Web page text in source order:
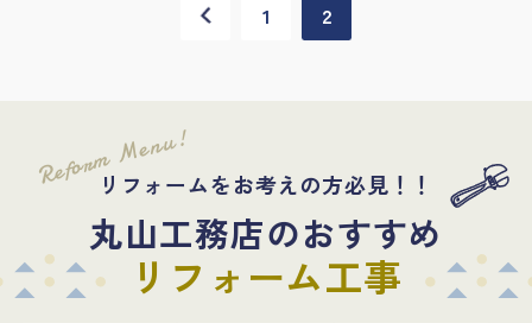
1 2
Reform Menu!
リフォームをお考えの方必見！！
丸山工務店のおすすめ
リフォーム工事